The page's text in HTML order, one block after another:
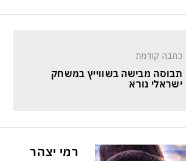
כתבה קודמת
תבוסה מבישה בשווייץ במשחק
ישראלי נורא
רמי יצהר